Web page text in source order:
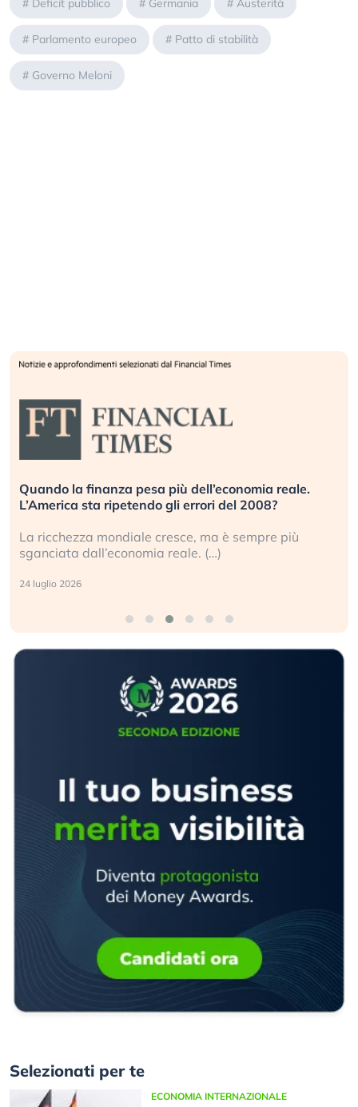
# Deficit pubblico # Germania # Austerità
# Parlamento europeo # Patto di stabilità
# Governo Meloni
Quando la finanza pesa più dell’economia reale.
L’America sta ripetendo gli errori del 2008?
La ricchezza mondiale cresce, ma è sempre più
sganciata dall’economia reale. (…)
24 luglio 2026
Selezionati per te
ECONOMIA INTERNAZIONALE